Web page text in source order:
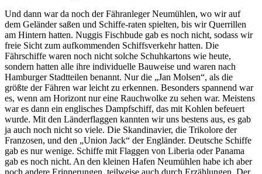
Und dann war da noch der Fähranleger Neumühlen, wo wir auf
dem Geländer saßen und Schiffe-raten spielten, bis wir Querrillen
am Hintern hatten. Nuggis Fischbude gab es noch nicht, sodass wir
freie Sicht zum aufkommenden Schiffsverkehr hatten. Die
Fährschiffe waren noch nicht solche Schuhkartons wie heute,
sondern hatten alle ihre individuelle Bauweise und waren nach
Hamburger Stadtteilen benannt. Nur die
Jan Molsen , als die
größte der Fähren war leicht zu erkennen. Besonders spannend war
es, wenn am Horizont nur eine Rauchwolke zu sehen war. Meistens
war es dann ein englisches Dampfschiff, das mit Kohlen befeuert
wurde. Mit den Länderflaggen kannten wir uns bestens aus, es gab
ja auch noch nicht so viele. Die Skandinavier, die Trikolore der
Franzosen, und den
Union Jack
der Engländer. Deutsche Schiffe
gab es nur wenige. Schiffe mit Flaggen von Liberia oder Panama
gab es noch nicht. An den kleinen Hafen Neumühlen habe ich aber